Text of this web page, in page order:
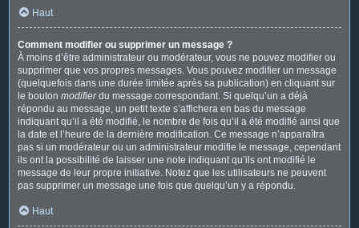
Haut
Comment modifier ou supprimer un message ?
À moins d’être administrateur ou modérateur, vous ne pouvez modifier ou
supprimer que vos propres messages. Vous pouvez modifier un message
(quelquefois dans une durée limitée après sa publication) en cliquant sur
le bouton modifierdu message correspondant. Si quelqu’un a déjà
répondu au message, un petit texte s’affichera en bas du message
indiquant qu’il a été modifié, le nombre de fois qu’il a été modifié ainsi que
la date et l’heure de la dernière modification. Ce message n’apparaîtra
pas si un modérateur ou un administrateur modifie le message, cependant
ils ont la possibilité de laisser une note indiquant qu’ils ont modifié le
message de leur propre initiative. Notez que les utilisateurs ne peuvent
pas supprimer un message une fois que quelqu’un y a répondu.
Haut